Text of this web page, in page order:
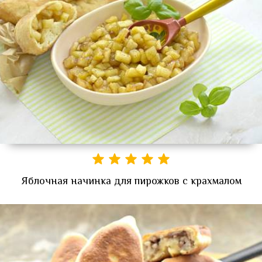
Яблочная начинка для пирожков с крахмалом